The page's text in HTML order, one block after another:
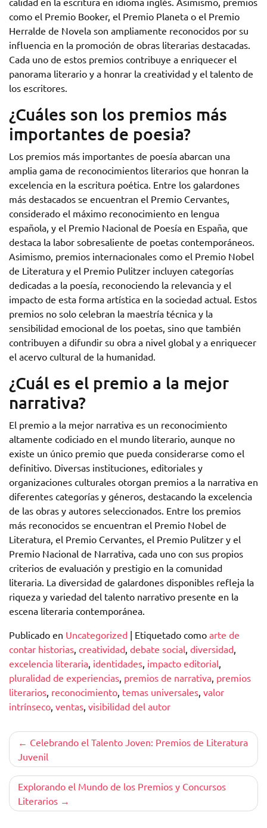
como el Premio Booker, el Premio Planeta o el Premio
Herralde de Novela son ampliamente reconocidos por su
influencia en la promoción de obras literarias destacadas.
Cada uno de estos premios contribuye a enriquecer el
panorama literario y a honrar la creatividad y el talento de
los escritores.
¿Cuáles son los premios más
importantes de poesia?
Los premios más importantes de poesía abarcan una
amplia gama de reconocimientos literarios que honran la
excelencia en la escritura poética. Entre los galardones
más destacados se encuentran el Premio Cervantes,
considerado el máximo reconocimiento en lengua
española, y el Premio Nacional de Poesía en España, que
destaca la labor sobresaliente de poetas contemporáneos.
Asimismo, premios internacionales como el Premio Nobel
de Literatura y el Premio Pulitzer incluyen categorías
dedicadas a la poesía, reconociendo la relevancia y el
impacto de esta forma artística en la sociedad actual. Estos
premios no solo celebran la maestría técnica y la
sensibilidad emocional de los poetas, sino que también
contribuyen a difundir su obra a nivel global y a enriquecer
el acervo cultural de la humanidad.
¿Cuál es el premio a la mejor
narrativa?
El premio a la mejor narrativa es un reconocimiento
altamente codiciado en el mundo literario, aunque no
existe un único premio que pueda considerarse como el
definitivo. Diversas instituciones, editoriales y
organizaciones culturales otorgan premios a la narrativa en
diferentes categorías y géneros, destacando la excelencia
de las obras y autores seleccionados. Entre los premios
más reconocidos se encuentran el Premio Nobel de
Literatura, el Premio Cervantes, el Premio Pulitzer y el
Premio Nacional de Narrativa, cada uno con sus propios
criterios de evaluación y prestigio en la comunidad
literaria. La diversidad de galardones disponibles refleja la
riqueza y variedad del talento narrativo presente en la
escena literaria contemporánea.
Publicado en Uncategorized | Etiquetado como arte de
contar historias, creatividad, debate social, diversidad,
excelencia literaria, identidades, impacto editorial,
pluralidad de experiencias, premios de narrativa, premios
literarios, reconocimiento, temas universales, valor
intrínseco, ventas, visibilidad del autor
Navegación
de
entradas
Celebrando el Talento Joven: Premios de Literatura
Juvenil
Explorando el Mundo de los Premios y Concursos
Literarios